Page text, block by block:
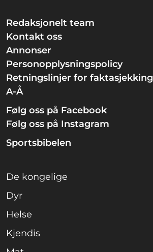
Redaksjonelt team
Kontakt oss
Annonser
Personopplysningspolicy
Retningslinjer for faktasjekking
A-Å
Følg oss på Facebook
Følg oss på Instagram
Sportsbibelen
De kongelige
Dyr
Helse
Kjendis